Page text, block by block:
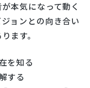
本気になって動く
ョンとの向き合い
ます。
を知る
する